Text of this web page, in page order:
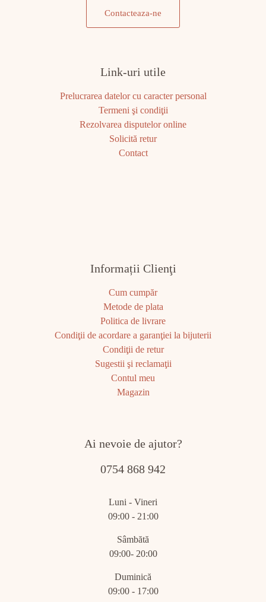
Contacteaza-ne
Link-uri utile
Prelucrarea datelor cu caracter personal
Termeni şi condiţii
Rezolvarea disputelor online
Solicită retur
Contact
Informații Clienţi
Cum cumpăr
Metode de plata
Politica de livrare
Condiţii de acordare a garanţiei la bijuterii
Condiţii de retur
Sugestii şi reclamaţii
Contul meu
Magazin
Ai nevoie de ajutor?
0754 868 942
Luni - Vineri
09:00 - 21:00
Sâmbătă
09:00- 20:00
Duminică
09:00 - 17:00